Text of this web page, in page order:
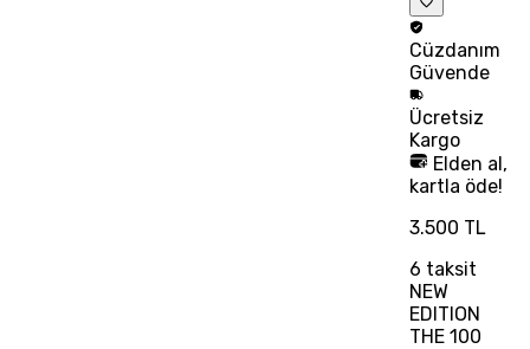
Cüzdanım
Güvende
Ücretsiz
Kargo
Elden al,
kartla öde!
3.500 TL
6 taksit
NEW
EDITION
THE 100